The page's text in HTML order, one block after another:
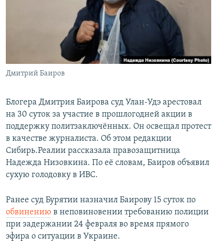
ПОДПИШИТЕСЬ НА РАССЫЛКУ
СОЦИАЛЬНЫЕ СЕТИ
Все сайты РСЕ/РС
Дмитрий Баиров
Блогера Дмитрия Баирова суд Улан-Удэ арестовал
на 30 суток за участие в прошлогодней акции в
поддержку политзаключённых. Он освещал протест
в качестве журналиста. Об этом редакции
Сибирь.Реалии рассказала правозащитница
Надежда Низовкина. По её словам, Баиров объявил
сухую голодовку в ИВС.
Ранее суд Бурятии назначил Баирову 15 суток по
обвинению в неповиновении требованию полиции
при задержании 24 февраля во время прямого
эфира о ситуации в Украине.